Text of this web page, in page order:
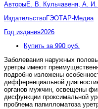
АвторыЕ. В. Кульчавеня, А.
ИздательствоГЭОТАР-Медиа
Год издания2026
Купить за 990 руб.
Заболевания наружных
уретры имеют
подробно изложены
дифференциальной
органов мужчин, освещены
дисфункции проксимальной
проблема папилломатоза